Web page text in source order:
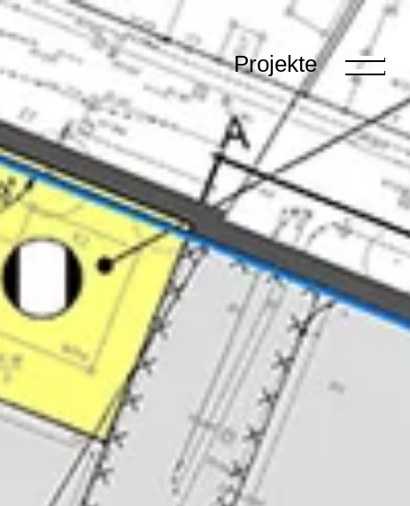
Projekte